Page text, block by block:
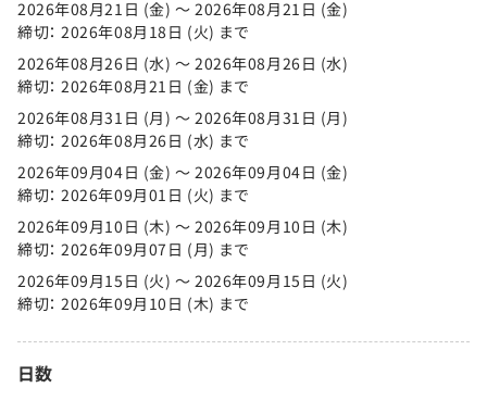
2026年08月21日 (金) 〜 2026年08月21日 (金)
締切： 2026年08月18日 (火) まで
2026年08月26日 (水) 〜 2026年08月26日 (水)
締切： 2026年08月21日 (金) まで
2026年08月31日 (月) 〜 2026年08月31日 (月)
締切： 2026年08月26日 (水) まで
2026年09月04日 (金) 〜 2026年09月04日 (金)
締切： 2026年09月01日 (火) まで
2026年09月10日 (木) 〜 2026年09月10日 (木)
締切： 2026年09月07日 (月) まで
2026年09月15日 (火) 〜 2026年09月15日 (火)
締切： 2026年09月10日 (木) まで
日数